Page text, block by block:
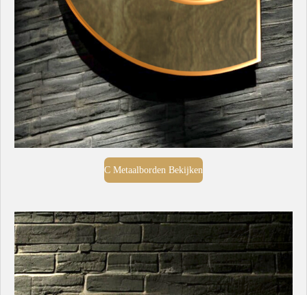
C Metaalborden Bekijken